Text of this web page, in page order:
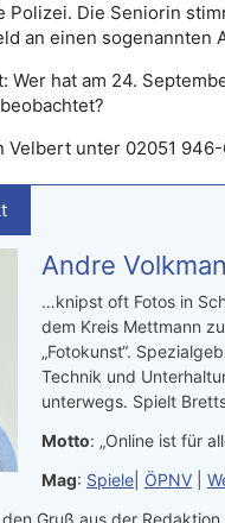
Polizei. Die Seniorin
an einen sogenannten
Wer hat am 24.
unter 02051
Andre
…knipst oft Fotos in
dem Kreis Mettmann
„Fotokunst“.
Technik und
unterwegs. Spielt
Motto: „Online ist für
Mag: Spiele ÖPNV
Gruß aus der